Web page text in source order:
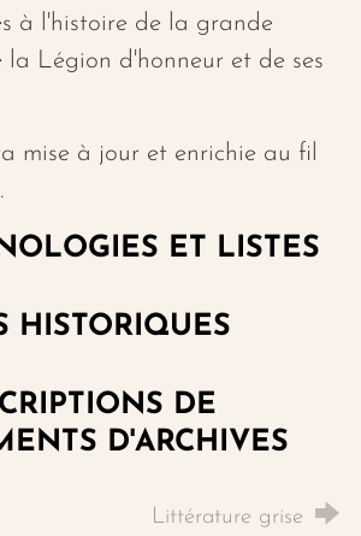
à l'histoire de la grande
la Légion d'honneur et de ses
mise à jour et enrichie au fil
ET LISTES
HISTORIQUES
DE
D'ARCHIVES
Littérature grise